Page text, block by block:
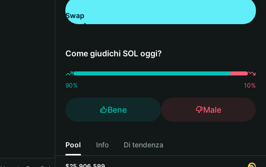
Swap
Come giudichi SOL oggi?
90% 10%
Bene Male
Pool Info Di tendenza